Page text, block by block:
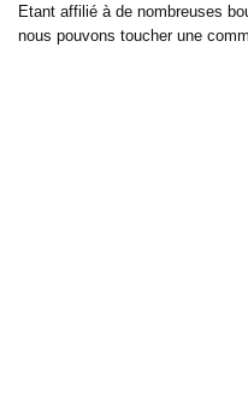
Etant affilié à de nombreuses
nous pouvons toucher une